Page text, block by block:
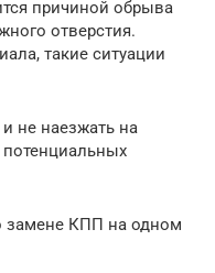
причиной обрыва
отверстия.
такие ситуации
не наезжать на
замене КПП на одном